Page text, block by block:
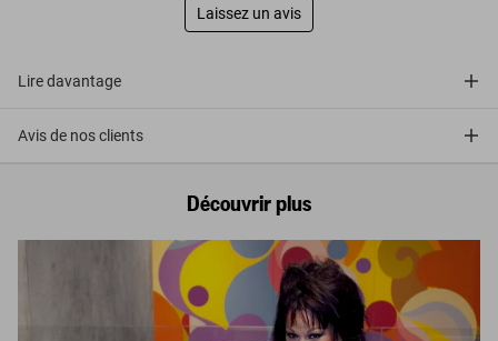
Laissez un avis
Lire davantage
Avis de nos clients
Découvrir plus